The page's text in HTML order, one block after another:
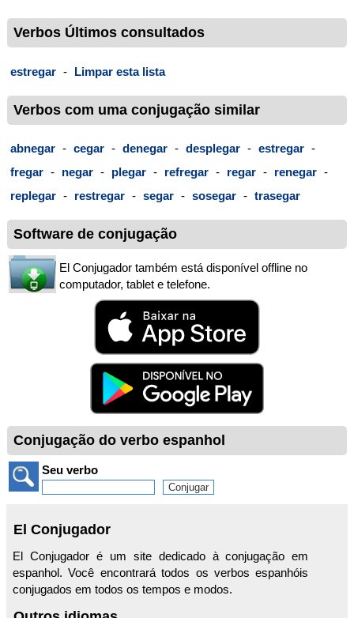
Verbos Últimos consultados
estregar - Limpar esta lista
Verbos com uma conjugação similar
abnegar - cegar - denegar - desplegar - estregar -
fregar - negar - plegar - refregar - regar - renegar -
replegar - restregar - segar - sosegar - trasegar
Software de conjugação
El Conjugador também está disponível offline no
computador, tablet e telefone.
Conjugação do verbo espanhol
Seu verbo
El Conjugador
El Conjugador é um site dedicado à conjugação em
espanhol. Você encontrará todos os verbos espanhóis
conjugados em todos os tempos e modos.